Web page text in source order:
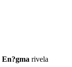
En?gma rivela